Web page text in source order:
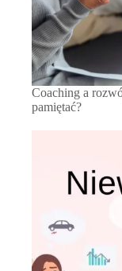
Coaching a
pamiętać?